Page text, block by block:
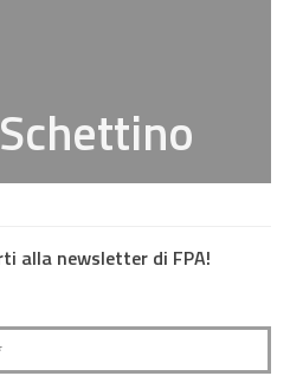
alla newsletter di FPA!